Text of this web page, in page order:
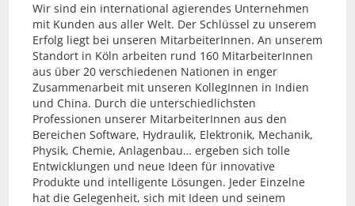
Wir sind ein international agierendes Unternehmen
mit Kunden aus aller Welt. Der Schlüssel zu unserem
Erfolg liegt bei unseren MitarbeiterInnen. An unserem
Standort in Köln arbeiten rund 160 MitarbeiterInnen
aus über 20 verschiedenen Nationen in enger
Zusammenarbeit mit unseren KollegInnen in Indien
und China. Durch die unterschiedlichsten
Professionen unserer MitarbeiterInnen aus den
Bereichen Software, Hydraulik, Elektronik, Mechanik,
Physik, Chemie, Anlagenbau… ergeben sich tolle
Entwicklungen und neue Ideen für innovative
Produkte und intelligente Lösungen. Jeder Einzelne
hat die Gelegenheit, sich mit Ideen und seinem